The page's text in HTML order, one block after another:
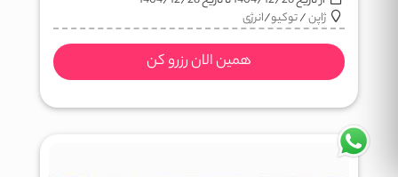
ژاپن/توکیو/انرژی
همین الان رزرو کن